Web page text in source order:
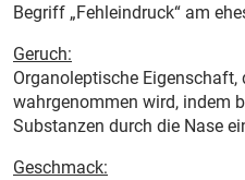
Begriff „Fehleindruck“ am
Geruch:
Organoleptische
wahrgenommen wird, indem
Substanzen durch die Nase
Geschmack: